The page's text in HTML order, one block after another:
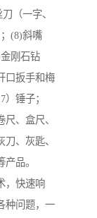
（一字、
(8)斜嘴
刚石钻
口扳手和梅
锤子；
尺、盒尺、
、灰匙、
品。
，快速响
种问题，一